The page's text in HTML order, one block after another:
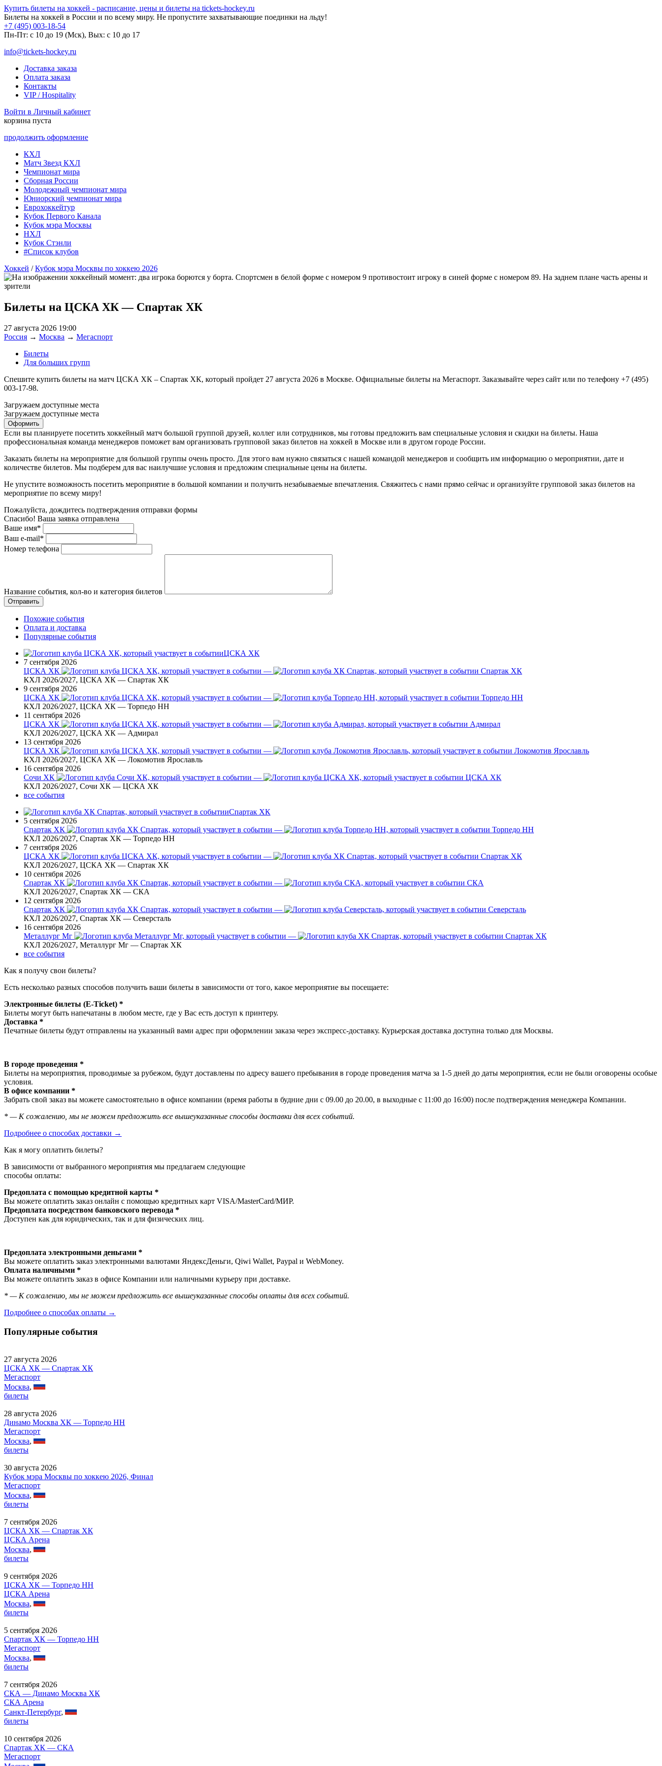
Купить билеты на хоккей - расписание, цены и билеты на tickets-hockey.ru
Билеты на хоккей в России и по всему миру. Не пропустите захватывающие поединки на льду!
+7 (495) 003-18-54
Пн-Пт: c 10 до 19 (Мск), Вых: с 10 до 17
info@tickets-hockey.ru
Доставка заказа
Оплата заказа
Контакты
VIP / Hospitality
Войти в Личный кабинет
корзина пуста
продолжить оформление
КХЛ
Матч Звезд КХЛ
Чемпионат мира
Сборная России
Молодежный чемпионат мира
Юниорский чемпионат мира
Еврохоккейтур
Кубок Первого Канала
Кубок мэра Москвы
НХЛ
Кубок Стэнли
#Список клубов
Хоккей /Кубок мэра Москвы по хоккею 2026
Билеты на ЦСКА ХК — Спартак ХК
27 августа 2026 19:00
Россия → Москва → Мегаспорт
Билеты
Для больших групп
Спешите купить билеты на матч ЦСКА ХК – Спартак ХК, который пройдет 27 августа 2026 в Москве. Официальные билеты на Мегаспорт. Заказывайте через сайт или по телефону +7 (495)
003-17-98.
Загружаем доступные места
Загружаем доступные места
Оформить
Если вы планируете посетить хоккейный матч большой группой друзей, коллег или сотрудников, мы готовы предложить вам специальные условия и скидки на билеты. Наша
профессиональная команда менеджеров поможет вам организовать групповой заказ билетов на хоккей в Москве или в другом городе России.
Заказать билеты на мероприятие для большой группы очень просто. Для этого вам нужно связаться с нашей командой менеджеров и сообщить им информацию о мероприятии, дате и
количестве билетов. Мы подберем для вас наилучшие условия и предложим специальные цены на билеты.
Не упустите возможность посетить мероприятие в большой компании и получить незабываемые впечатления. Свяжитесь с нами прямо сейчас и организуйте групповой заказ билетов на
мероприятие по всему миру!
Пожалуйста, дождитесь подтверждения отправки формы
Спасибо! Ваша заявка отправлена
Ваше имя*
Ваш e-mail*
Номер телефона
Название события, кол-во и категория билетов
Похожие события
Оплата и доставка
Популярные события
ЦСКА ХК
7 сентября 2026
ЦСКА ХК
—
Спартак ХК
КХЛ 2026/2027, ЦСКА ХК — Спартак ХК
9 сентября 2026
ЦСКА ХК
—
Торпедо НН
КХЛ 2026/2027, ЦСКА ХК — Торпедо НН
11 сентября 2026
ЦСКА ХК
—
Адмирал
КХЛ 2026/2027, ЦСКА ХК — Адмирал
13 сентября 2026
ЦСКА ХК
—
Локомотив Ярославль
КХЛ 2026/2027, ЦСКА ХК — Локомотив Ярославль
16 сентября 2026
Сочи ХК
—
ЦСКА ХК
КХЛ 2026/2027, Сочи ХК — ЦСКА ХК
все события
Спартак ХК
5 сентября 2026
Спартак ХК
—
Торпедо НН
КХЛ 2026/2027, Спартак ХК — Торпедо НН
7 сентября 2026
ЦСКА ХК
—
Спартак ХК
КХЛ 2026/2027, ЦСКА ХК — Спартак ХК
10 сентября 2026
Спартак ХК
—
СКА
КХЛ 2026/2027, Спартак ХК — СКА
12 сентября 2026
Спартак ХК
—
Северсталь
КХЛ 2026/2027, Спартак ХК — Северсталь
16 сентября 2026
Металлург Мг
—
Спартак ХК
КХЛ 2026/2027, Металлург Мг — Спартак ХК
все события
Как я получу свои билеты?
Есть несколько разных способов получить ваши билеты в зависимости от того, какое мероприятие вы посещаете:
Электронные билеты (E-Ticket) *
Билеты могут быть напечатаны в любом месте, где у Вас есть доступ к принтеру.
Доставка *
Печатные билеты будут отправлены на указанный вами адрес при оформлении заказа через экспресс-доставку. Курьерская доставка доступна только для Москвы.
В городе проведения *
Билеты на мероприятия, проводимые за рубежом, будут доставлены по адресу вашего пребывания в городе проведения матча за 1-5 дней до даты мероприятия, если не были оговорены особые
условия.
В офисе компании *
Забрать свой заказ вы можете самостоятельно в офисе компании (время работы в будние дни с 09.00 до 20.00, в выходные с 11:00 до 16:00) после подтверждения менеджера Компании.
* — К сожалению, мы не можем предложить все вышеуказанные способы доставки для всех событий.
Подробнее о способах доставки →
Как я могу оплатить билеты?
В зависимости от выбранного мероприятия мы предлагаем следующие
способы оплаты:
Предоплата с помощью кредитной карты *
Вы можете оплатить заказ онлайн с помощью кредитных карт VISA/MasterСard/МИР.
Предоплата посредством банковского перевода *
Доступен как для юридических, так и для физических лиц.
Предоплата электронными деньгами *
Вы можете оплатить заказ электронными валютами ЯндексДеньги, Qiwi Wallet, Paypal и WebMoney.
Оплата наличными *
Вы можете оплатить заказ в офисе Компании или наличными курьеру при доставке.
* — К сожалению, мы не можем предложить все вышеуказанные способы оплаты для всех событий.
Подробнее о способах оплаты →
Популярные события
27 августа 2026
ЦСКА ХК — Спартак ХК
Мегаспорт
Москва,
билеты
28 августа 2026
Динамо Москва ХК — Торпедо НН
Мегаспорт
Москва,
билеты
30 августа 2026
Кубок мэра Москвы по хоккею 2026, Финал
Мегаспорт
Москва,
билеты
7 сентября 2026
ЦСКА ХК — Спартак ХК
ЦСКА Арена
Москва,
билеты
9 сентября 2026
ЦСКА ХК — Торпедо НН
ЦСКА Арена
Москва,
билеты
5 сентября 2026
Спартак ХК — Торпедо НН
Мегаспорт
Москва,
билеты
7 сентября 2026
СКА — Динамо Москва ХК
СКА Арена
Санкт-Петербург,
билеты
10 сентября 2026
Спартак ХК — СКА
Мегаспорт